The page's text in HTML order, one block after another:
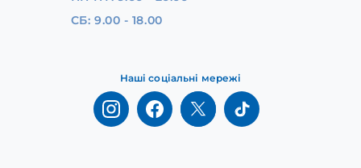
Наші соціальні мережі
СБ: 9.00 - 18.00